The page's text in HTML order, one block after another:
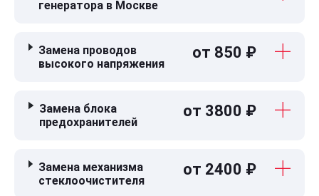
генератора в Москве
Замена проводов
высокого напряжения
от 850 ₽
Замена блока
предохранителей
от 3800 ₽
Замена механизма
стеклоочистителя
от 2400 ₽